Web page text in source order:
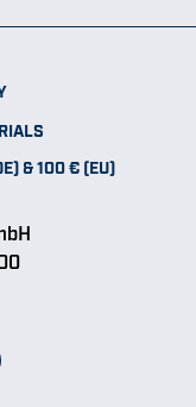
& 100 € (EU)